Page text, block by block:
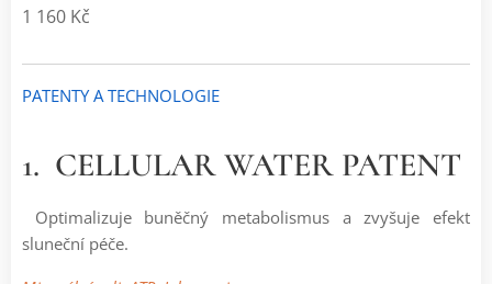
1 160 Kč
PATENTY A TECHNOLOGIE
1. CELLULAR WATER PATENT
Optimalizuje buněčný metabolismus a zvyšuje efekt
sluneční péče.